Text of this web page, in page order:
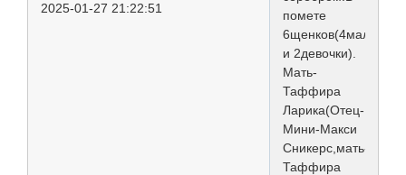
2025-01-27 21:22:51
помете
6щенков(4мальчика
и 2девочки).
Мать-
Таффира
Ларика(Отец-
Мини-Макси
Сникерс,мать-
Таффира